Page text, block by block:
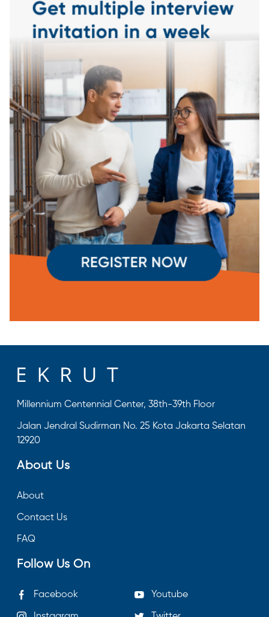
Millennium Centennial Center, 38th-39th Floor
Jalan Jendral Sudirman No. 25 Kota Jakarta Selatan
12920
About Us
About
Contact Us
FAQ
Follow Us On
Facebook Youtube